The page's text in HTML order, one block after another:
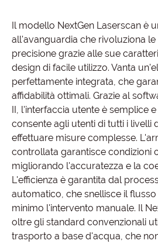
Il modello NextGen Laserscan è
all'avanguardia che rivoluziona
precisione grazie alle sue
design di facile utilizzo. Vanta
perfettamente integrata, che
affidabilità ottimali. Grazie al
II, l'interfaccia utente è semplice
consente agli utenti di tutti i livelli
effettuare misure complesse.
controllata garantisce condizioni
migliorando l'accuratezza e la
L'efficienza è garantita dal
automatico, che snellisce il
minimo l'intervento manuale. Il
oltre gli standard convenzionali
trasporto a base d'acqua, che